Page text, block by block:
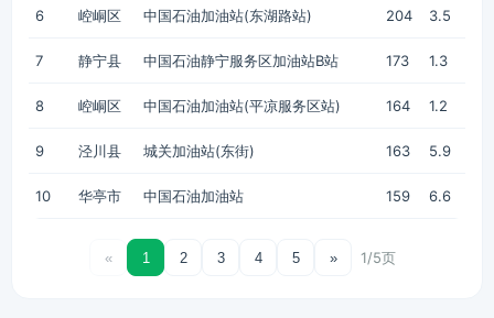
6 崆峒区 中国石油加油站(东湖路站) 204 3.5
7 静宁县 中国石油静宁服务区加油站B站 173 1.3
8 崆峒区 中国石油加油站(平凉服务区站) 164 1.2
9 泾川县 城关加油站(东街) 163 5.9
10 华亭市 中国石油加油站 159 6.6
« 1 2 3 4 5 » 1/5页